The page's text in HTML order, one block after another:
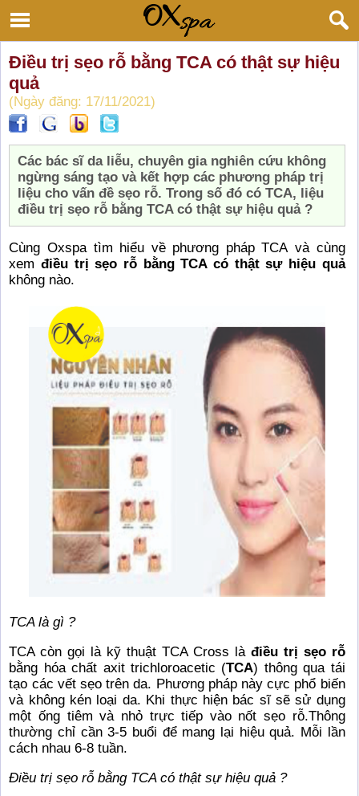
Điều trị sẹo rỗ bằng TCA có thật sự hiệu
quả
(Ngày đăng: 17/11/2021)
Các bác sĩ da liễu, chuyên gia nghiên cứu không
ngừng sáng tạo và kết hợp các phương pháp trị
liệu cho vấn đề sẹo rỗ. Trong số đó có TCA, liệu
điều trị sẹo rỗ bằng TCA có thật sự hiệu quả ?
Cùng Oxspa tìm hiểu về phương pháp TCA và cùng
xemđiều trị sẹo rỗ bằng TCA có thật sự hiệu quả
không nào.
TCA là gì ?
TCA còn gọi là kỹ thuật TCA Cross là điều trị sẹo rỗ
bằng hóa chất axit trichloroacetic (TCA) thông qua tái
tạo các vết sẹo trên da. Phương pháp này cực phổ biến
và không kén loại da. Khi thực hiện bác sĩ sẽ sử dụng
một ống tiêm và nhỏ trực tiếp vào nốt sẹo rỗ.Thông
thường chỉ cần 3-5 buổi để mang lại hiệu quả. Mỗi lần
cách nhau 6-8 tuần.
Điều trị sẹo rỗ bằng TCA có thật sự hiệu quả ?